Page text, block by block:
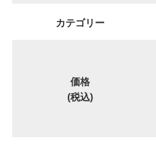
カテゴリー
価格
(税込)